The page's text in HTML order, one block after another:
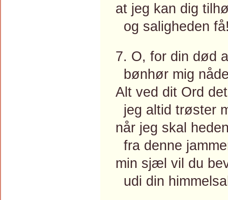
at jeg kan dig
og saligheden
7. O, for din død
bønhør mig
Alt ved dit Ord
jeg altid trøster
når jeg skal
fra denne
min sjæl vil du
udi din